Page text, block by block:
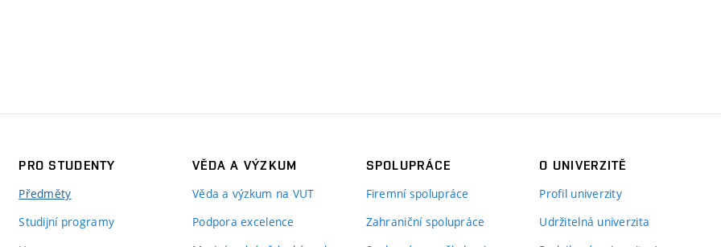
PRO STUDENTY
Předměty
Studijní programy
VĚDA A VÝZKUM
Věda a výzkum na VUT
Podpora excelence
SPOLUPRÁCE
Firemní spolupráce
Zahraniční spolupráce
O UNIVERZITĚ
Profil univerzity
Udržitelná univerzita